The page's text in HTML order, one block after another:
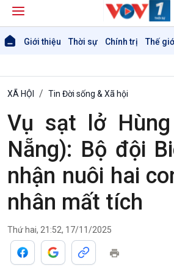
Giới thiệu Thời sự Chính trị Thế
XÃ HỘI Tin Đời sống & Xã hội
Vụ sạt lở
Nẵng): Bộ đội
nhận nuôi hai
nhân mất tích
Thứ hai, 21:52, 17/11/2025